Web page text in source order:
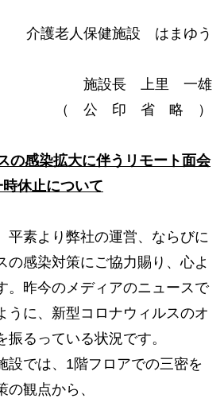
介護老人保健施設 はまゆう
施設長 上里 一雄
（ 公 印 省 略 ）
の感染拡大に伴うリモート面会
時休止について
平素より弊社の運営、ならびに
の感染対策にご協力賜り、心よ
。昨今のメディアのニュースで
うに、新型コロナウィルスのオ
振るっている状況です。
設では、1階フロアでの三密を
観点から、